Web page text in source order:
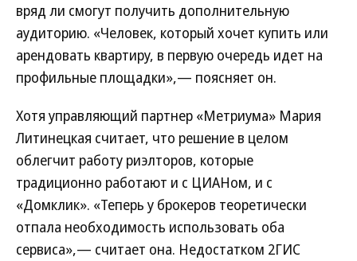
вряд ли смогут получить дополнительную
аудиторию. «Человек, который хочет купить или
арендовать квартиру, в первую очередь идет на
профильные площадки»,— поясняет он.
Хотя управляющий партнер «Метриума» Мария
Литинецкая считает, что решение в целом
облегчит работу риэлторов, которые
традиционно работают и с ЦИАНом, и с
«Домклик». «Теперь у брокеров теоретически
отпала необходимость использовать оба
сервиса»,— считает она. Недостатком 2ГИС